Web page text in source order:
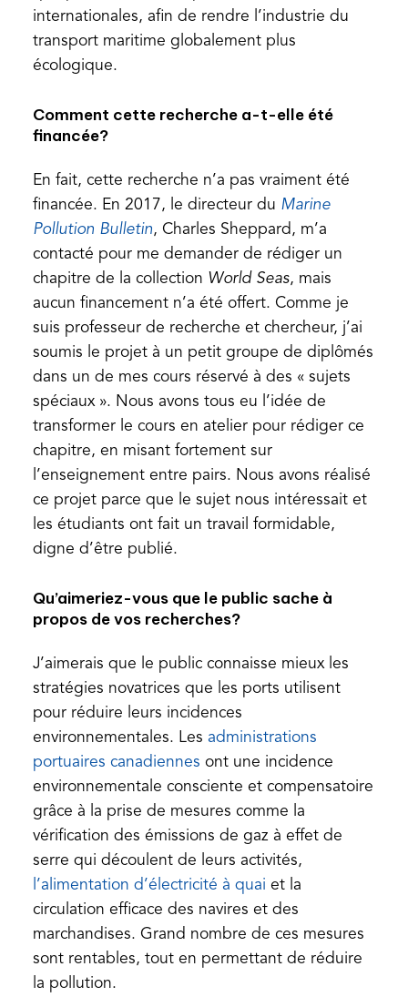
new
a
new
internationales, afin de rendre l’industrie du
transport maritime globalement plus
écologique.
Comment cette recherche a-t-elle été
financée?
En fait, cette recherche n’a pas vraiment été
financée. En 2017, le directeur du Marine
Pollution Bulletin(opens
in
a
new
tab)
, Charles Sheppard, m’a
contacté pour me demander de rédiger un
chapitre de la collection World Seas, mais
aucun financement n’a été offert. Comme je
suis professeur de recherche et chercheur, j’ai
soumis le projet à un petit groupe de diplômés
dans un de mes cours réservé à des « sujets
spéciaux ». Nous avons tous eu l’idée de
transformer le cours en atelier pour rédiger ce
chapitre, en misant fortement sur
l’enseignement entre pairs. Nous avons réalisé
ce projet parce que le sujet nous intéressait et
les étudiants ont fait un travail formidable,
digne d’être publié.
Qu’aimeriez-vous que le public sache à
propos de vos recherches?
J’aimerais que le public connaisse mieux les
stratégies novatrices que les ports utilisent
pour réduire leurs incidences
environnementales. Les administrations
portuaires canadiennes(opens
in
a
new
tab)
ont une incidence
environnementale consciente et compensatoire
grâce à la prise de mesures comme la
vérification des émissions de gaz à effet de
serre qui découlent de leurs activités,
l’alimentation d’électricité à quai(opens
in
a
new
et la
circulation efficace des navires et des
marchandises. Grand nombre de ces mesures
sont rentables, tout en permettant de réduire
la pollution.